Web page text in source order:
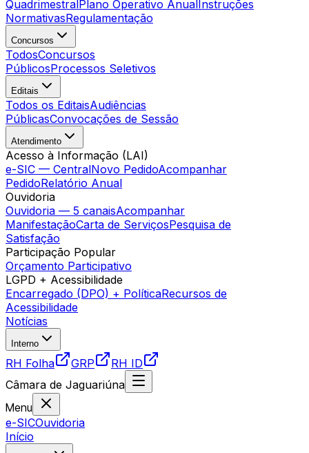
QuadrimestralPlano Operativo AnualInstruções
NormativasRegulamentação
Concursos
TodosConcursos
PúblicosProcessos Seletivos
Editais
Todos os EditaisAudiências
PúblicasConvocações de Sessão
Atendimento
Acesso à Informação (LAI)
e-SIC — CentralNovo PedidoAcompanhar
PedidoRelatório Anual
Ouvidoria
Ouvidoria — 5 canaisAcompanhar
ManifestaçãoCarta de ServiçosPesquisa de
Satisfação
Participação Popular
Orçamento Participativo
LGPD + Acessibilidade
Encarregado (DPO) + PolíticaRecursos de
Acessibilidade
Notícias
Interno
RH Folha GRP
RH ID
Câmara de Jaguariúna
Menu
e-SICOuvidoria
Início